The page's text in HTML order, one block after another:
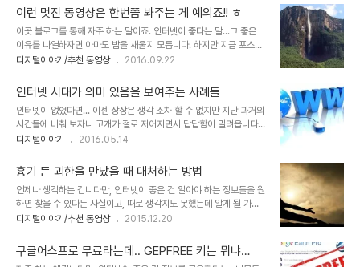
만 하룻밤 강아지라는 걸..
기 힘듭니다. 무엇보다 그것이 자칫 왜곡을 불러올 수 있다는 점 때문
입니다. 경험주의적 관점은 아니지만 많은 문제의 출발은 잘못된 이해
에서 비롯된다는 것이 살면서 체득한 한 가지 중요한 사실입니다. 그중
하나가 (제가 자주 언급하는 것입니다만) 사람들은 그럴듯한 것을 사
실로 받아들이는 오류에 잘 빠지더라는 겁니다. 그리고 때때로 아주 심
로운 포스트 기계화(기존 기계와는 엄..
이런 멋진 동영상은 한번쯤 봐주는 게 예의죠!! ㅎ
이곳 블로그를 통해 자주 하는 말이죠. 인터넷이 좋다는 말...그 좋은
이유를 나열하자면 아마도 밤을 새울지 모릅니다. 하지만 지금 포스팅
을 하면 한 가지 확실한 건 내가 보고 싶은 동영상을 마음껏 찾아볼 수
합니다. 이미지 출처: www.bbc.com 예전 같으면 직접 가서 보질
않는다면 방송에서 보여줘야만 볼 수 있고, 그것도 그 시간이 허락되었
을 때나 가능했던 얘깁니다. 물론, 인터넷이 보편화 되기 전 좀 앞서간
다는(?) 이들이 괜찮은 방송 프로그램을 시간대에 맞춰 비디오 녹화라
는 기술로 비디오 테잎에 저장해 두었다가 보긴 했었지만 그럴 수 있는
습니다. 하지만 ..
디지털이야기/추천 동영상 2016.09.22
인터넷 시대가 의미 있음을 보여주는 사례들
인터넷이 없었다면... 이젠 상상은 생각 조차 할 수 없지만 지난 과거의
시간들에 비춰 보자니 고개가 절로 저어지면서 답답함이 밀려옵니다.
지금도 여전해 보이긴 하나 과거와 비교해 정보의 상호작용이 일방향
라는 건 앞으로 더 많은 변화를 예상케 합니다. 물론 긍정적 방향으로
말이죠. 이미지 출처: www.meetup.com 인터넷 시대 이전과 비교
해 가장 큰 변화라고 하면 상호작용에 의한 권위의 중화 또는 진정한
권위의 출현이라고 생각합니다. 집중된 소수의 의견, 그것도 일방적으
로 전파되던 시절에 비해 다수의 논리가 다방향에 동시 다발적으로 이
할 수 없도록 만들었기 때문입..
디지털이야기 2016.05.14
흉기 든 괴한을 만났을 때 대처하는 방법
언제나 생각하는 겁니다만, 인터넷이 좋은 건 알아야 하는 정보들을 원
하면 찾을 수 있다는 사실이고, 때로 생각지도 못했는데 알게 될 가능
성이 많다는 점입니다. 아마도 지금 소개해 드리는 동영상도 그런 예가
이미지 출처: www.budointernational.org 제목 그대로입니다.
칼을 든 괴한을 만났을 때 대처하는 방법... 그것도 무예 고수가 전수하
디지털이야기/추천 동영상 2015.12.20
구글어스프로 무료라는데.. GEPFREE 키는 뭐냐